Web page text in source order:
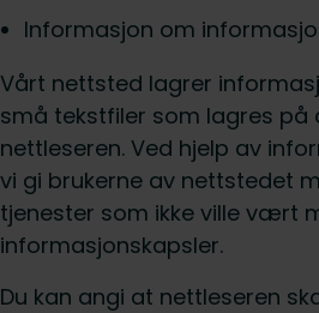
Informasjon om
Vårt nettsted lagrer
små tekstfiler som lagres på
nettleseren. Ved hjelp av
vi gi brukerne av nettstedet
tjenester som ikke ville vært
informasjonskapsler.
Du kan angi at nettleseren